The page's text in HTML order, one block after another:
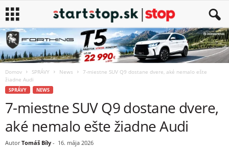
Domov SPRÁVY News
7-miestne SUV Q9 dostane dvere, aké nemalo ešte
žiadne Audi
SPRÁVY NEWS
7-miestne SUV Q9 dostane dvere,
aké nemalo ešte žiadne Audi
Autor Tomáš Bíly - 16. mája 2026